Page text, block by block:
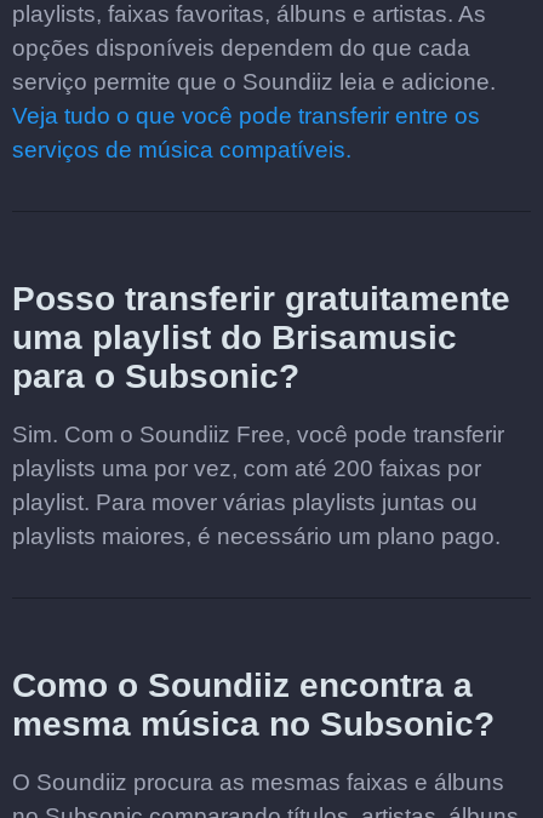
playlists, faixas favoritas, álbuns e artistas. As
opções disponíveis dependem do que cada
serviço permite que o Soundiiz leia e adicione.
Veja tudo o que você pode transferir entre os
serviços de música compatíveis.
Posso transferir gratuitamente
uma playlist do Brisamusic
para o Subsonic?
Sim. Com o Soundiiz Free, você pode transferir
playlists uma por vez, com até 200 faixas por
playlist. Para mover várias playlists juntas ou
playlists maiores, é necessário um plano pago.
Como o Soundiiz encontra a
mesma música no Subsonic?
O Soundiiz procura as mesmas faixas e álbuns